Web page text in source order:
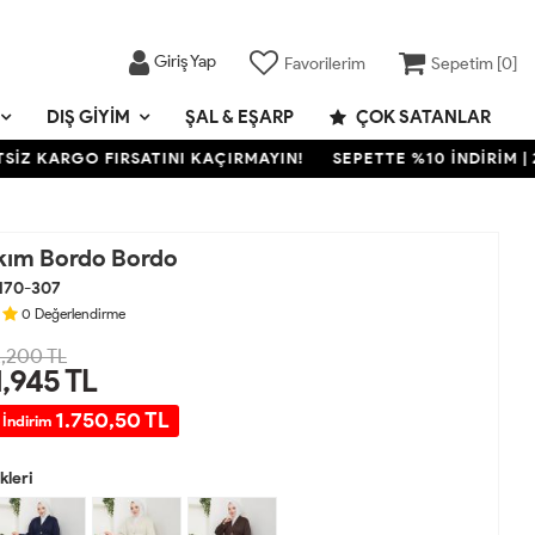
Giriş Yap Favorilerim Sepetim [0]
DIŞ GIYIM ŞAL & EŞARP ÇOK SATANLAR
FIRSATINI KAÇIRMAYIN! SEPETTE %10 İNDİRİM | 2000
Bordo Bordo
307
0 Değerlendirme
TL
TL
İndirim 1.750,50 TL